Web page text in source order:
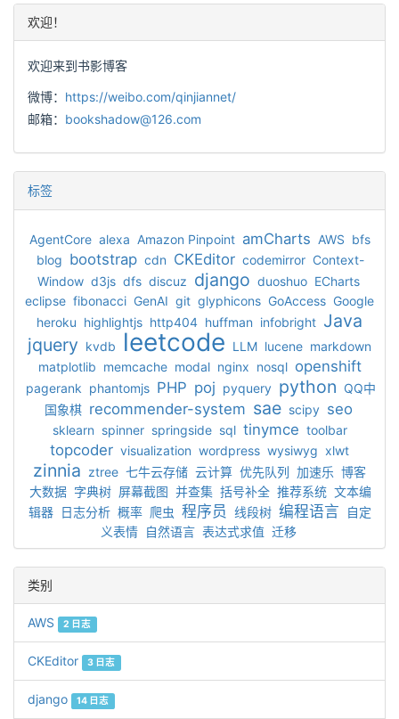
欢迎！
欢迎来到书影博客
微博： https://weibo.com/qinjiannet/
邮箱： bookshadow@126.com
标签
AgentCore alexa Amazon Pinpoint amCharts AWS bfs
blog bootstrap cdn CKEditor codemirror Context-
Window d3js dfs discuz django duoshuo ECharts
eclipse fibonacci GenAI git glyphicons GoAccess Google
heroku highlightjs http404 huffman infobright Java
jquery kvdb leetcode LLM lucene markdown
matplotlib memcache modal nginx nosql openshift
pagerank phantomjs PHP poj pyquery python QQ中
国象棋 recommender-system sae scipy seo
sklearn spinner springside sql tinymce toolbar
topcoder visualization wordpress wysiwyg xlwt
zinnia ztree 七牛云存储 云计算 优先队列 加速乐 博客
大数据 字典树 屏幕截图 并查集 括号补全 推荐系统 文本编
辑器
日志分析 概率 爬虫 程序员 线段树 编程语言
自定
义表情 自然语言 表达式求值 迁移
类别
AWS 2 日志
CKEditor 3 日志
django 14 日志